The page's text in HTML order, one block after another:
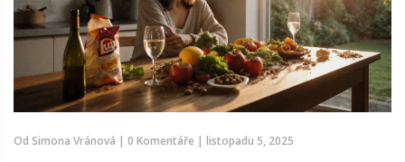
Od Simona Vránová | 0 Komentáře | listopadu 5, 2025